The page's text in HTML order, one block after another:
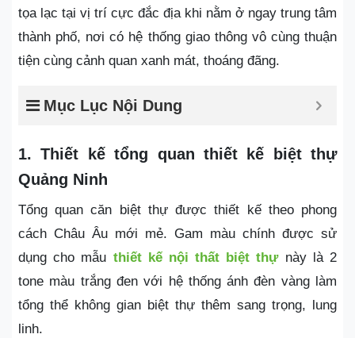
tọa lạc tại vị trí cực đắc địa khi nằm ở ngay trung tâm
thành phố, nơi có hệ thống giao thông vô cùng thuận
tiện cùng cảnh quan xanh mát, thoáng đãng.
Mục Lục Nội Dung
1. Thiết kế tổng quan thiết kế biệt thự
Quảng Ninh
Tổng quan căn biệt thự được thiết kế theo phong
cách Châu Âu mới mẻ. Gam màu chính được sử
dụng cho mẫu thiết kế nội thất biệt thựnày là 2
tone màu trắng đen với hệ thống ánh đèn vàng làm
tổng thể không gian biệt thự thêm sang trọng, lung
linh.